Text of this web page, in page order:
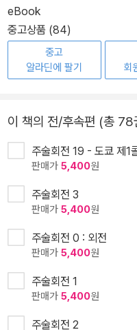
eBook
중고상품 (84)
중고
알라딘에 팔기
회
이 책의 전/후속편 (총 78
주술회전 19 - 도쿄 제1
판매가 5,400원
주술회전 3
판매가 5,400원
주술회전 0 : 외전
판매가 5,400원
주술회전 1
판매가 5,400원
주술회전 2